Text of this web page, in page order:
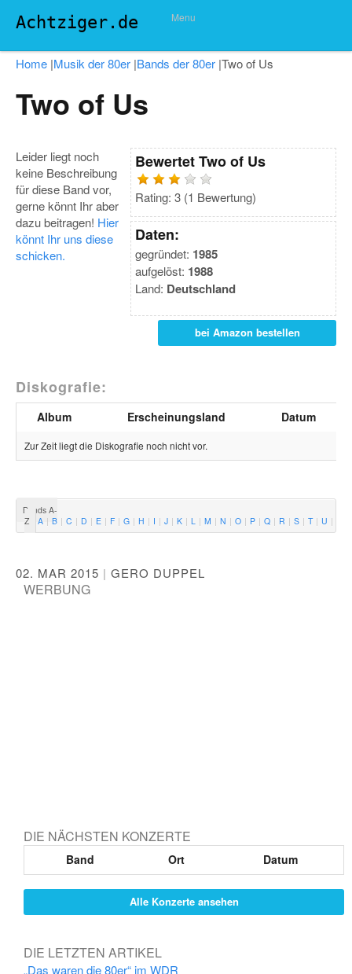
Achtziger.de Menu
Home |Musik der 80er |Bands der 80er |Two of Us
Two of Us
BewertetTwo of Us
Rating: 3 (1 Bewertung)
Daten:
gegründet: 1985
aufgelöst: 1988
Land: Deutschland
bei Amazon bestellen
Leider liegt noch
keine Beschreibung
für diese Band vor,
gerne könnt Ihr aber
dazu beitragen! Hier
könnt Ihr uns diese
schicken.
Diskografie:
Album Erscheinungsland Datum
Zur Zeit liegt die Diskografie noch nicht vor.
Bands A-
Z
A B C D E F G H I J K L M N O P Q R S T U
02. MAR 2015 | GERO DUPPEL
WERBUNG
DIE NÄCHSTEN KONZERTE
Band Ort Datum
Alle Konzerte ansehen
DIE LETZTEN ARTIKEL
„Das waren die 80er“ im WDR